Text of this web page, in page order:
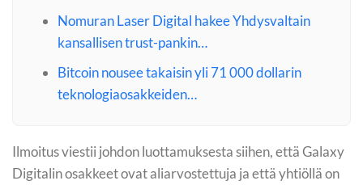
Nomuran Laser Digital hakee Yhdysvaltain
kansallisen trust-pankin…
Bitcoin nousee takaisin yli 71 000 dollarin
teknologiaosakkeiden…
Ilmoitus viestii johdon luottamuksesta siihen, että Galaxy
Digitalin osakkeet ovat aliarvostettuja ja että yhtiöllä on